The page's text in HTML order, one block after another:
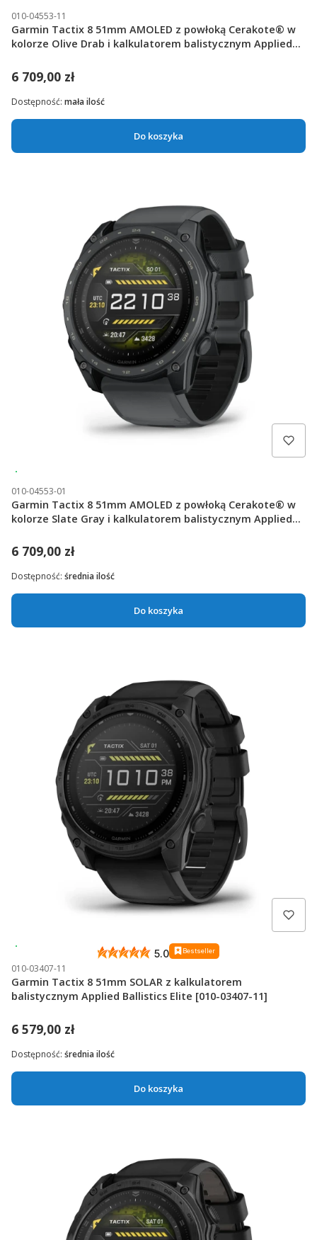
010-04553-11
Garmin Tactix 8 51mm AMOLED z powłoką Cerakote® w
kolorze Olive Drab i kalkulatorem balistycznym Applied
6 709,00 zł
Do koszyka
Dostępność: mała ilość
010-04553-01
Garmin Tactix 8 51mm AMOLED z powłoką Cerakote® w
kolorze Slate Gray i kalkulatorem balistycznym Applied
6 709,00 zł
Do koszyka
Dostępność: średnia ilość
5.0 Bestseller
010-03407-11
Garmin Tactix 8 51mm SOLAR z kalkulatorem
balistycznym Applied Ballistics Elite [010-03407-11]
6 579,00 zł
Do koszyka
Dostępność: średnia ilość